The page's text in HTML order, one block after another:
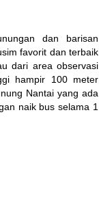
dan barisan
favorit dan terbaik
dari area observasi
hampir 100 meter
Nantai yang ada
naik bus selama 1